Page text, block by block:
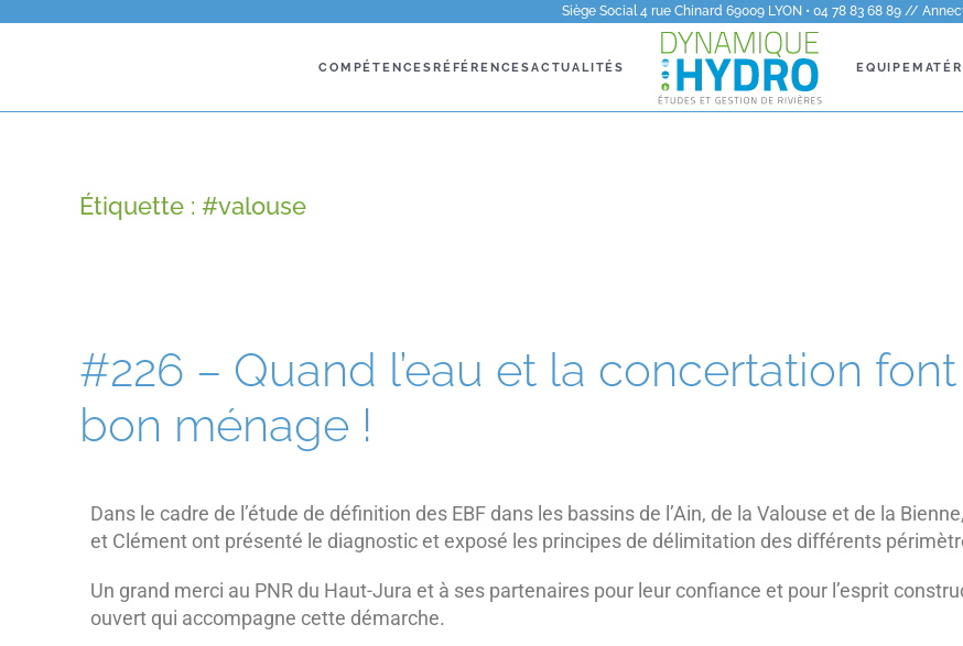
Siège Social 4 rue Chinard 69009 LYON • 04 78 83 68 89 //
COMPÉTENCESRÉFÉRENCESACTUALITÉS EQUIPE
Étiquette : #valouse
#226 – Quand l’eau et la concertation font
bon ménage !
Dans le cadre de l’étude de définition des EBF dans les bassins de l’Ain, de la Valouse et de la
et Clément ont présenté le diagnostic et exposé les principes de délimitation des différents
Un grand merci au PNR du Haut-Jura et à ses partenaires pour leur confiance et pour l’esprit
ouvert qui accompagne cette démarche.